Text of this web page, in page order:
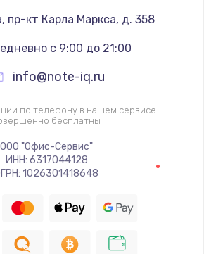
, пр-кт Карла Маркса, д. 358
с 9:00 до 21:00
info@note-iq.ru
по телефону в нашем сервисе
бесплатны
ООО "Офис-Сервис"
ИНН: 6317044128
1026301418648